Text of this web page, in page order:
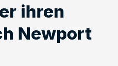
ihren
Newport